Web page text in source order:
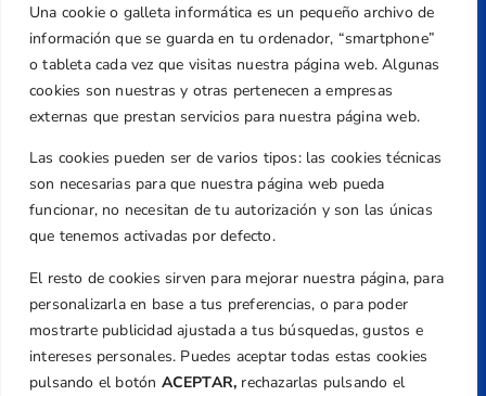
Una cookie o galleta informática es un pequeño archivo de
información que se guarda en tu ordenador, “smartphone”
o tableta cada vez que visitas nuestra página web. Algunas
cookies son nuestras y otras pertenecen a empresas
externas que prestan servicios para nuestra página web.
Las cookies pueden ser de varios tipos: las cookies técnicas
son necesarias para que nuestra página web pueda
funcionar, no necesitan de tu autorización y son las únicas
que tenemos activadas por defecto.
El resto de cookies sirven para mejorar nuestra página, para
personalizarla en base a tus preferencias, o para poder
mostrarte publicidad ajustada a tus búsquedas, gustos e
intereses personales. Puedes aceptar todas estas cookies
pulsando el botón ACEPTAR, rechazarlas pulsando el
Dirección
Centre de L´Esport, Carrer d'Isaac Peral i
Caballero, Nº 5, Despachos 2 y 3, 46980,
Valencia
Teléfono
Email
federacion@golfcv.com
Aviso Legal